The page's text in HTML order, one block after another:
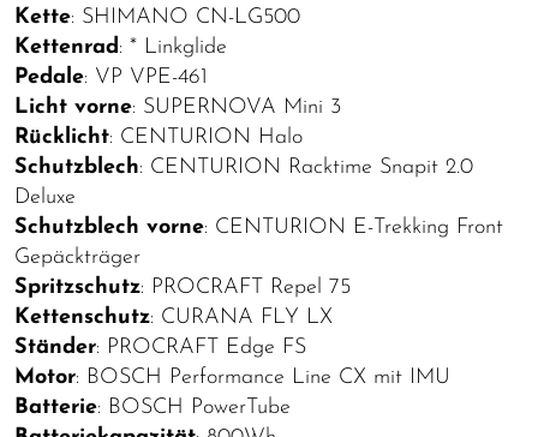
Kette: SHIMANO CN-LG500
Kettenrad: * Linkglide
Pedale: VP VPE-461
Licht vorne: SUPERNOVA Mini 3
Rücklicht: CENTURION Halo
Schutzblech: CENTURION Racktime Snapit 2.0
Deluxe
Schutzblech vorne: CENTURION E-Trekking Front
Gepäckträger
Spritzschutz: PROCRAFT Repel 75
Kettenschutz: CURANA FLY LX
Ständer: PROCRAFT Edge FS
Motor: BOSCH Performance Line CX mit IMU
Batterie: BOSCH PowerTube